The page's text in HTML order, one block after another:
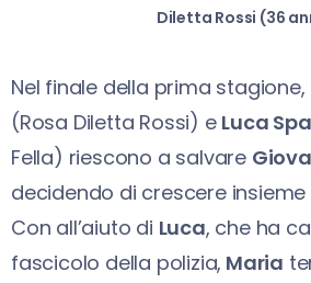
Diletta Rossi (36
Nel finale della prima stagione,
(Rosa Diletta Rossi) e Luca
Fella) riescono a salvare
decidendo di crescere
Con all’aiuto di Luca, che ha
fascicolo della polizia, Maria